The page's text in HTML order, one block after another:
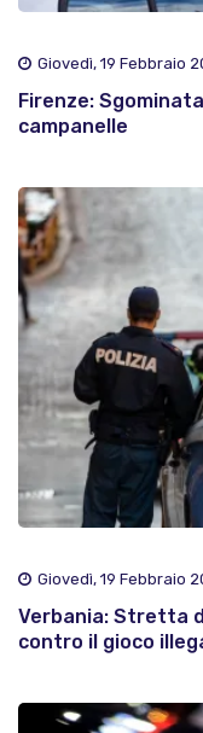
Giovedì, 19 Febbraio
Firenze:
campanelle
Giovedì, 19 Febbraio
Verbania: Stretta
contro il gioco